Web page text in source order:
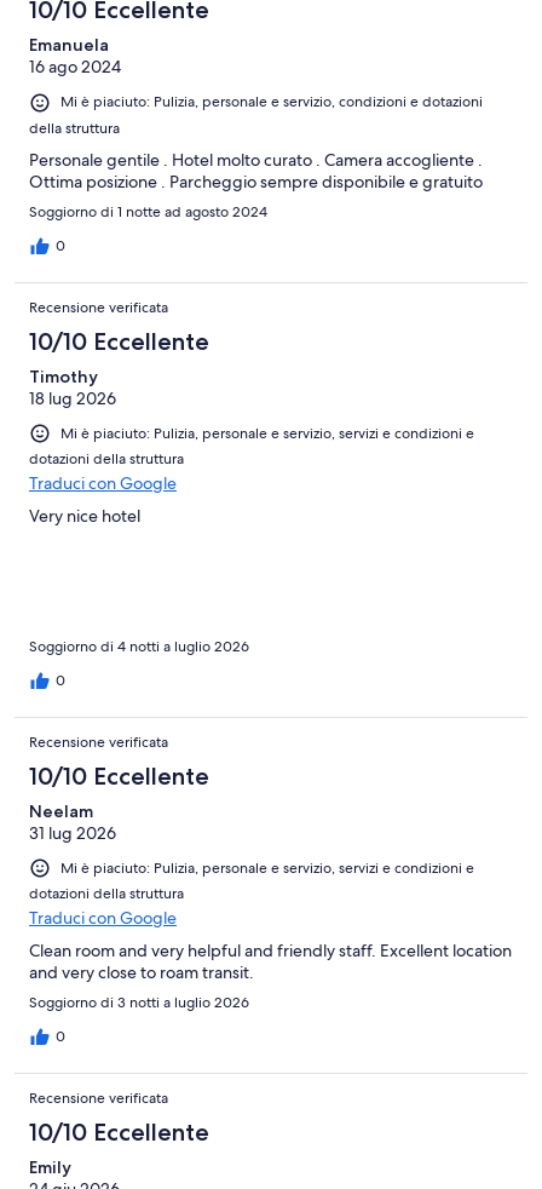
10/10 Eccellente
Emanuela
16 ago 2024
Mi è piaciuto: Pulizia, personale e servizio, condizioni e dotazioni
della struttura
Personale gentile . Hotel molto curato . Camera accogliente .
Ottima posizione . Parcheggio sempre disponibile e gratuito
Soggiorno di 1 notte ad agosto 2024
0
Recensione verificata
10/10 Eccellente
Timothy
18 lug 2026
Mi è piaciuto: Pulizia, personale e servizio, servizi e condizioni e
dotazioni della struttura
Traduci con Google
Very nice hotel
Soggiorno di 4 notti a luglio 2026
0
Recensione verificata
10/10 Eccellente
Neelam
31 lug 2026
Mi è piaciuto: Pulizia, personale e servizio, servizi e condizioni e
dotazioni della struttura
Traduci con Google
Clean room and very helpful and friendly staff. Excellent location
and very close to roam transit.
Soggiorno di 3 notti a luglio 2026
0
Recensione verificata
10/10 Eccellente
Emily